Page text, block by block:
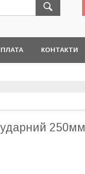
КОНТАКТИ
250мм